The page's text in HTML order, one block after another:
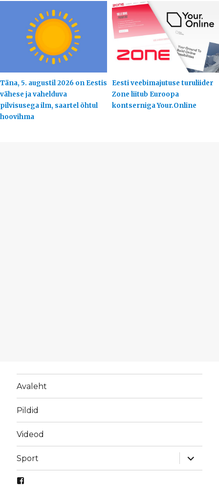
Täna, 5. augustil 2026 on Eestis
vähese ja vahelduva
pilvisusega ilm, saartel õhtul
hoovihma
Eesti veebimajutuse turuliider
Zone liitub Euroopa
kontserniga Your.Online
Avaleht
Pildid
Videod
Sport
laienda